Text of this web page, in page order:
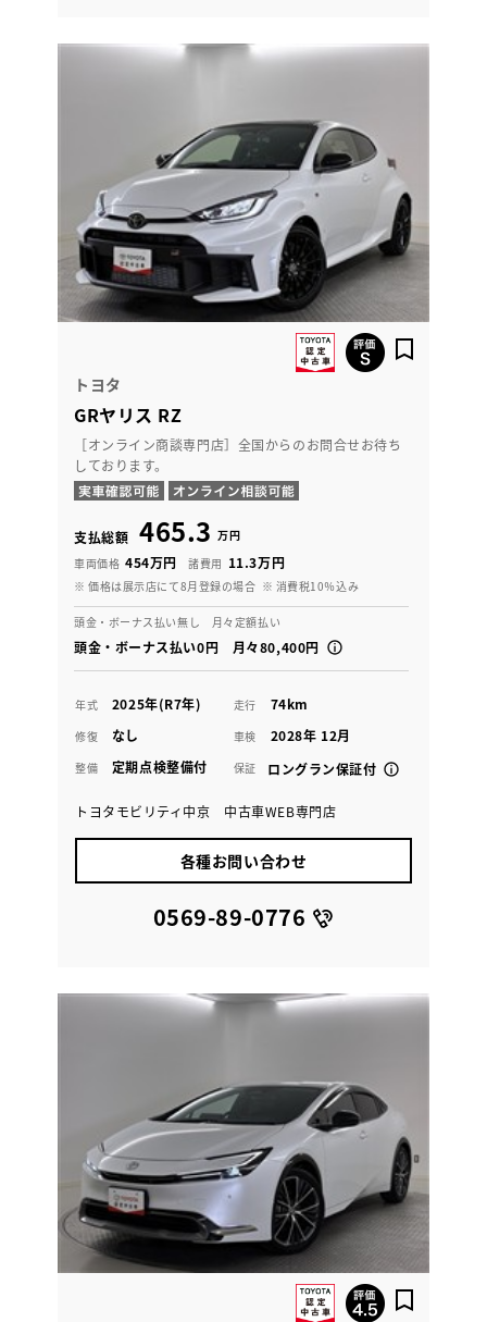
トヨタ
GRヤリス RZ
［オンライン商談専門店］全国からのお問合せお待ち
しております。
支払総額 465.3 万円
車両価格 454万円 諸費用 11.3万円
※ 価格は展示店にて8月登録の場合 ※ 消費税10％込み
頭金・ボーナス払い無し 月々定額払い
頭金・ボーナス払い0円 月々80,400円
年式 2025年(R7年) 走行 74km
修復 なし 車検 2028年 12月
整備 定期点検整備付 保証 ロングラン保証付
トヨタモビリティ中京 中古車WEB専門店
各種お問い合わせ
0569-89-0776